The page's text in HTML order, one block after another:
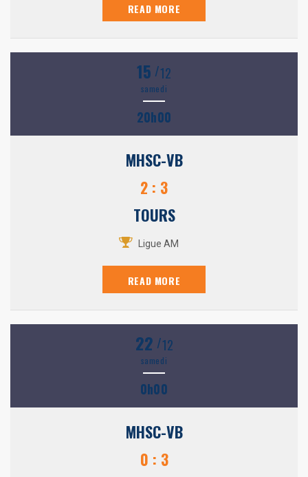
READ MORE
15 /12
samedi
20h00
MHSC-VB
2 : 3
TOURS
Ligue AM
READ MORE
22 /12
samedi
0h00
MHSC-VB
0 : 3